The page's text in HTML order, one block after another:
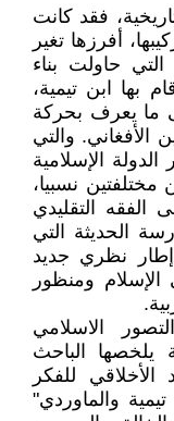
فقد كانت
أفرزها تغير
حاولت بناء
بها ابن تيمية،
ما يعرف بحركة
الأفغاني. والتي
الإسلامية
نسبيا،
الفقه التقليدي
الحديثة التي
إطار نظري جديد
ومنظور
الاسلامي
الباحث
للفكر
والماوردي"